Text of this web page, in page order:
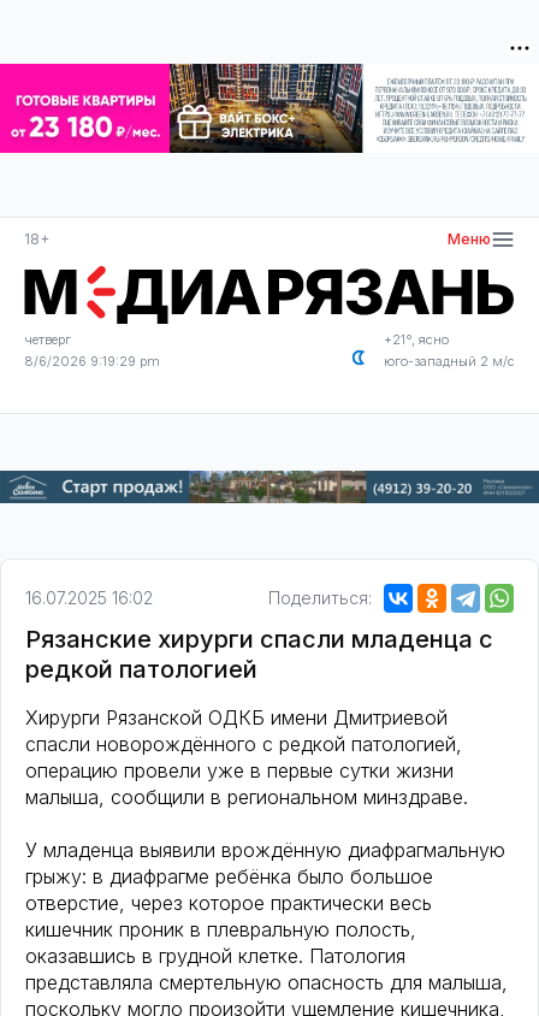
18+ Меню
четверг
8/6/2026 9:19:29 pm
+21°, ясно
юго-западный 2 м/с
16.07.2025 16:02 Поделиться:
Рязанские хирурги спасли младенца с
редкой патологией
Хирурги Рязанской ОДКБ имени Дмитриевой
спасли новорождённого с редкой патологией,
операцию провели уже в первые сутки жизни
малыша, сообщили в региональном минздраве.
У младенца выявили врождённую диафрагмальную
грыжу: в диафрагме ребёнка было большое
отверстие, через которое практически весь
кишечник проник в плевральную полость,
оказавшись в грудной клетке. Патология
представляла смертельную опасность для малыша,
поскольку могло произойти ущемление кишечника,